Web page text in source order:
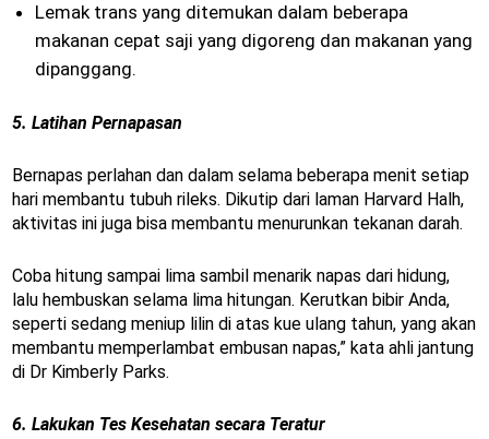
Lemak trans yang ditemukan dalam beberapa
makanan cepat saji yang digoreng dan makanan yang
dipanggang.
5. Latihan Pernapasan
Bernapas perlahan dan dalam selama beberapa menit setiap
hari membantu tubuh rileks. Dikutip dari laman Harvard Halh,
aktivitas ini juga bisa membantu menurunkan tekanan darah.
Coba hitung sampai lima sambil menarik napas dari hidung,
lalu hembuskan selama lima hitungan. Kerutkan bibir Anda,
seperti sedang meniup lilin di atas kue ulang tahun, yang akan
membantu memperlambat embusan napas,” kata ahli jantung
di Dr Kimberly Parks.
6. Lakukan Tes Kesehatan secara Teratur